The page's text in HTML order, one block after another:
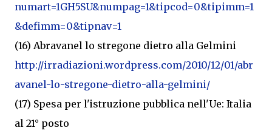
numart=1GH5SU&numpag=1&tipcod=0&tipimm=1
&defimm=0&tipnav=1
(16) Abravanel lo stregone dietro alla Gelmini
http://irradiazioni.wordpress.com/2010/12/01/abr
avanel-lo-stregone-dietro-alla-gelmini/
(17) Spesa per l'istruzione pubblica nell'Ue: Italia
al 21° posto